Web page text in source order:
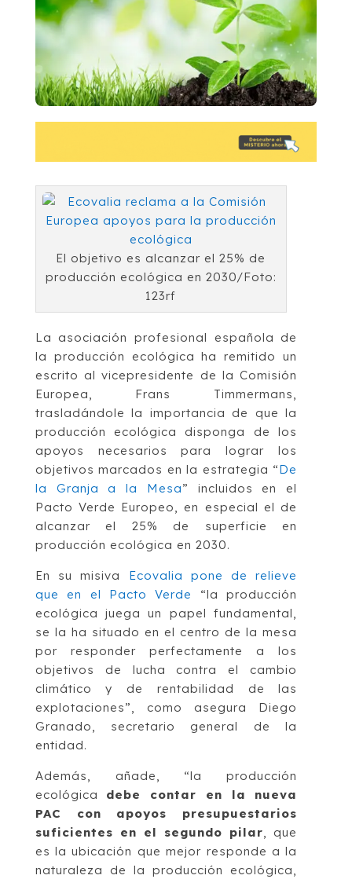
El objetivo es alcanzar el 25% de
producción ecológica en 2030/Foto:
123rf
La asociación profesional española de
la producción ecológica ha remitido un
escrito al vicepresidente de la Comisión
Europea, Frans Timmermans,
trasladándole la importancia de que la
producción ecológica disponga de los
apoyos necesarios para lograr los
objetivos marcados en la estrategia “De
la Granja a la Mesa” incluidos en el
Pacto Verde Europeo, en especial el de
alcanzar el 25% de superficie en
producción ecológica en 2030.
En su misiva Ecovalia pone de relieve
que en el Pacto Verde
“la producción
ecológica juega un papel fundamental,
se la ha situado en el centro de la mesa
por responder perfectamente a los
objetivos de lucha contra el cambio
climático y de rentabilidad de las
explotaciones”, como asegura Diego
Granado, secretario general de la
entidad.
Además, añade, “la producción
ecológica debe contar en la nueva
PAC con apoyos presupuestarios
suficientes en el segundo pilar, que
es la ubicación que mejor responde a la
naturaleza de la producción ecológica,